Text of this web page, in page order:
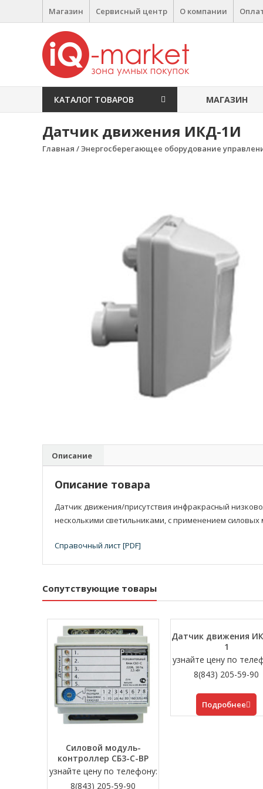
Перейти к содержимому
Магазин Сервисный центр О компании
IQ Market
зона умных покупок
КАТАЛОГ ТОВАРОВ МАГАЗИН
Датчик движения ИКД-1И
Главная /Энергосберегающее оборудование
Описание
Описание товара
Датчик движения/присутствия инфракрасный
несколькими светильниками, с применением
Справочный лист [PDF]
Сопутствующие товары
Силовой модуль-
контроллер СБ3-С-ВР
узнайте цену по телефону:
8(843) 205-59-90
Датчик движения
1
узнайте цену по
8(843) 205-59-90
Подробнее